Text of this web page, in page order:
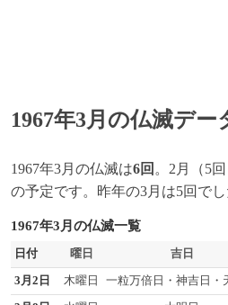
1967年3月の仏滅デー
1967年3月の仏滅は6回 。2月（5
の予定です。昨年の3月は5回でし
1967年3月の仏滅一覧
日付 曜日 吉日
3月2日 木曜日 一粒万倍日・神吉日・